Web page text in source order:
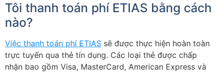
Tôi thanh toán phí ETIAS bằng cách
nào?
Việc thanh toán phí ETIAS sẽ được thực hiện hoàn toàn
trực tuyến qua thẻ tín dụng. Các loại thẻ được chấp
nhận bao gồm Visa, MasterCard, American Express và